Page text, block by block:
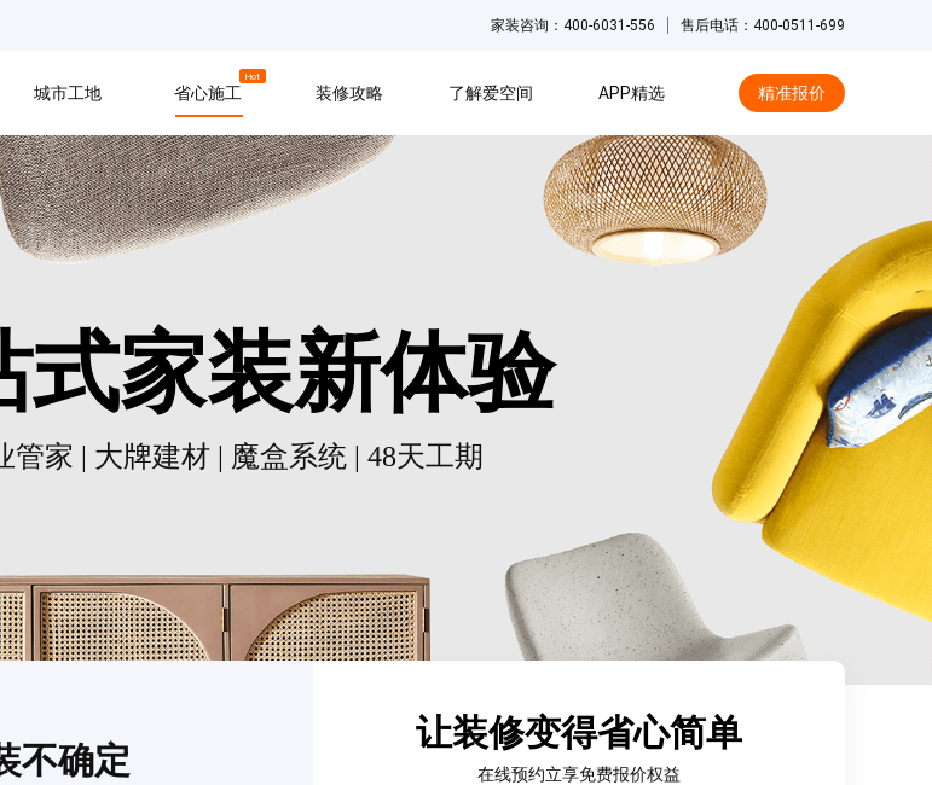
家装咨询：400-6031-556 售后电话：400-0511-699
城市工地 省心施工
Hot
装修攻略
水电
木工
软装 入住
了解爱空间 APP精选 精准报价
式家装新体验
管家 | 大牌建材 | 魔盒系统 | 48天工期
不确定
让装修变得省心简单
在线预约立享免费报价权益